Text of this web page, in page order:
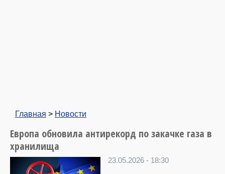
Главная > Новости
Европа обновила антирекорд по закачке газа в
хранилища
23.05.2026 - 18:30